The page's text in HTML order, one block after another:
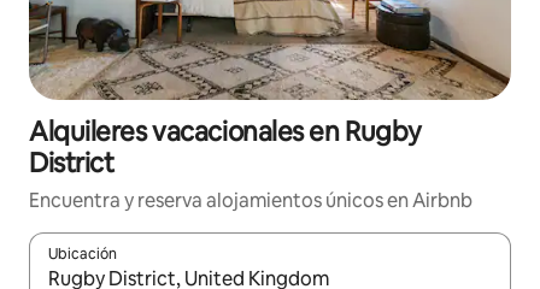
Alquileres vacacionales en Rugby
District
Encuentra y reserva alojamientos únicos en Airbnb
Ubicación
Cuando los resultados estén disponibles, navega con las